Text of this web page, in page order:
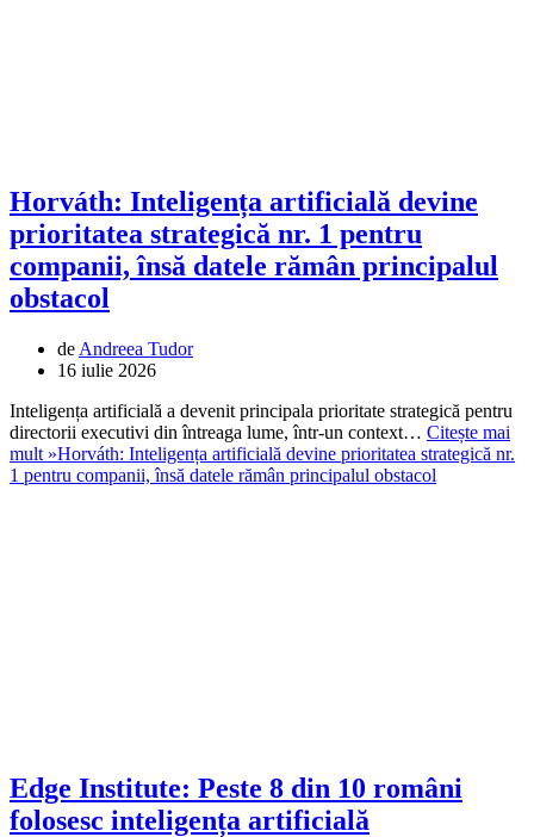
Horváth: Inteligența artificială devine
prioritatea strategică nr. 1 pentru
companii, însă datele rămân principalul
obstacol
de Andreea Tudor
16 iulie 2026
Inteligența artificială a devenit principala prioritate strategică pentru
directorii executivi din întreaga lume, într-un context… Citește mai
mult »Horváth: Inteligența artificială devine prioritatea strategică nr.
1 pentru companii, însă datele rămân principalul obstacol
Edge Institute: Peste 8 din 10 români
folosesc inteligența artificială